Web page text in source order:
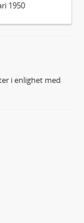
1950
i enlighet med